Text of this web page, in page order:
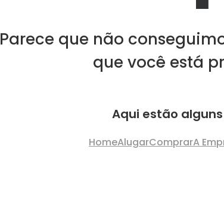
Parece que não
que você está
Aqui estão
HomeAlugarComprarA